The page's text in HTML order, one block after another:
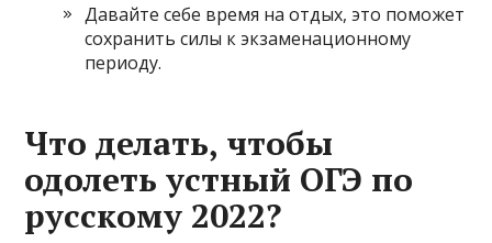
Давайте себе время на отдых, это поможет
сохранить силы к экзаменационному
периоду.
Что делать, чтобы
одолеть устный ОГЭ по
русскому 2022?